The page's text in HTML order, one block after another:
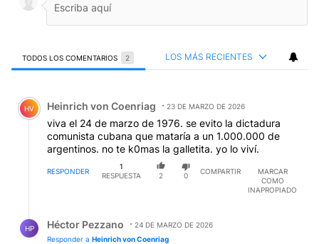
TODOS LOS COMENTARIOS 2 LOS MÁS RECIENTES
Comentario de Heinrich von Coenriag.
HV Heinrich von Coenriag 23 DE MARZO DE 2026
viva el 24 de marzo de 1976. se evito la dictadura
comunista cubana que mataría a un 1.000.000 de
argentinos. no te k0mas la galletita. yo lo viví.
RESPONDER
1
RESPUESTA
2 0
COMPARTIR
MARCAR
COMO
INAPROPIADO
HP Héctor Pezzano
24 DE MARZO DE 2026
Responder a Heinrich von Coenriag